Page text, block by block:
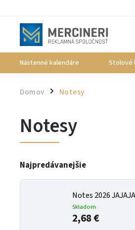
Nástenné kalendáre Stolové
Domov / Notesy
Notesy
Najpredávanejšie
Notes 2026 JAJAJA
Skladom
2,68 €